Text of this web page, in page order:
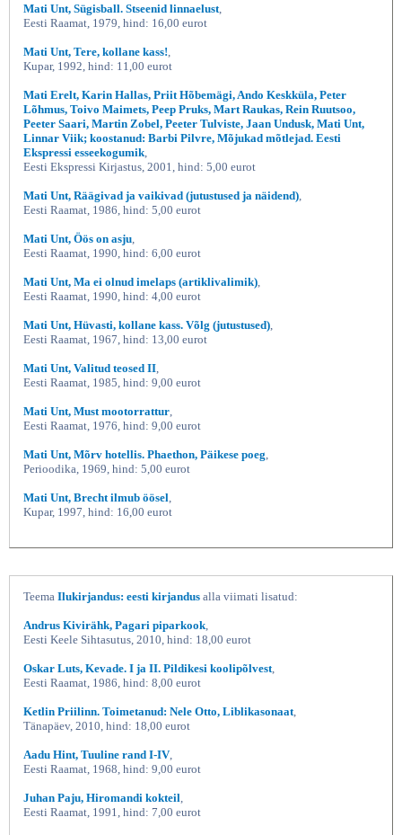
Mati Unt, Sügisball. Stseenid linnaelust
Eesti Raamat, 1979, hind: 16,00 eurot
Mati Unt, Tere, kollane kass!
Kupar, 1992, hind: 11,00 eurot
Mati Erelt, Karin Hallas, Priit Hõbemägi, Ando Keskküla, Peter
Lõhmus, Toivo Maimets, Peep Pruks, Mart Raukas, Rein Ruutsoo,
Peeter Saari, Martin Zobel, Peeter Tulviste, Jaan Undusk, Mati Unt,
Linnar Viik; koostanud: Barbi Pilvre, Mõjukad mõtlejad. Eesti
Ekspressi esseekogumik
Eesti Ekspressi Kirjastus, 2001, hind: 5,00 eurot
Mati Unt, Räägivad ja vaikivad (jutustused ja näidend)
Eesti Raamat, 1986, hind: 5,00 eurot
Mati Unt, Öös on asju
Eesti Raamat, 1990, hind: 6,00 eurot
Mati Unt, Ma ei olnud imelaps (artiklivalimik)
Eesti Raamat, 1990, hind: 4,00 eurot
Mati Unt, Hüvasti, kollane kass. Võlg (jutustused)
Eesti Raamat, 1967, hind: 13,00 eurot
Mati Unt, Valitud teosed II
Eesti Raamat, 1985, hind: 9,00 eurot
Mati Unt, Must mootorrattur
Eesti Raamat, 1976, hind: 9,00 eurot
Mati Unt, Mõrv hotellis. Phaethon, Päikese poeg
Perioodika, 1969, hind: 5,00 eurot
Mati Unt, Brecht ilmub öösel
Kupar, 1997, hind: 16,00 eurot
Teema Ilukirjandus: eesti kirjandus alla viimati lisatud:
Andrus Kivirähk, Pagari piparkook
Eesti Keele Sihtasutus, 2010, hind: 18,00 eurot
Oskar Luts, Kevade. I ja II. Pildikesi koolipõlvest
Eesti Raamat, 1986, hind: 8,00 eurot
Ketlin Priilinn. Toimetanud: Nele Otto, Liblikasonaat
Tänapäev, 2010, hind: 18,00 eurot
Aadu Hint, Tuuline rand I-IV,
Eesti Raamat, 1968, hind: 9,00 eurot
Juhan Paju, Hiromandi kokteil
Eesti Raamat, 1991, hind: 7,00 eurot